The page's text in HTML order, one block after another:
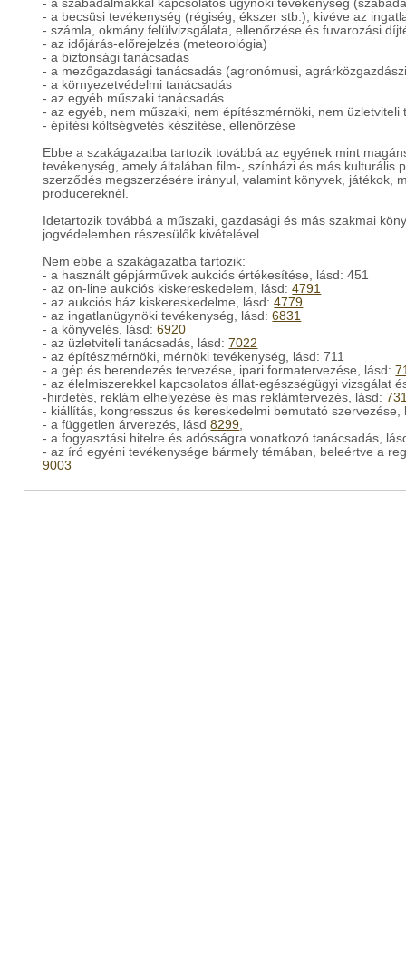
- a szabadalmakkal kapcsolatos ügynöki tevékenység
- a becsüsi tevékenység (régiség, ékszer stb.), kivéve az
- számla, okmány felülvizsgálata, ellenőrzése és fuvarozási
- az időjárás-előrejelzés (meteorológia)
- a biztonsági tanácsadás
- a mezőgazdasági tanácsadás (agronómusi,
- a környezetvédelmi tanácsadás
- az egyéb műszaki tanácsadás
- az egyéb, nem műszaki, nem építészmérnöki, nem üzletviteli
- építési költségvetés készítése, ellenőrzése
Ebbe a szakágazatba tartozik továbbá az egyének mint
tevékenység, amely általában film-, színházi és más kulturális
szerződés megszerzésére irányul, valamint könyvek, játékok,
producereknél.
Idetartozik továbbá a műszaki, gazdasági és más szakmai
jogvédelemben részesülők kivételével.
Nem ebbe a szakágazatba tartozik:
- a használt gépjárművek aukciós értékesítése, lásd: 451
- az on-line aukciós kiskereskedelem, lásd:4791
- az aukciós ház kiskereskedelme, lásd:4779
- az ingatlanügynöki tevékenység, lásd:6831
- a könyvelés, lásd:6920
- az üzletviteli tanácsadás, lásd:7022
- az építészmérnöki, mérnöki tevékenység, lásd: 711
- a gép és berendezés tervezése, ipari formatervezése, lásd:
- az élelmiszerekkel kapcsolatos állat-egészségügyi vizsgálat
-hirdetés, reklám elhelyezése és más reklámtervezés, lásd:
- kiállítás, kongresszus és kereskedelmi bemutató
- a független árverezés, lásd8299,
- a fogyasztási hitelre és adósságra vonatkozó tanácsadás,
- az író egyéni tevékenysége bármely témában, beleértve a
9003